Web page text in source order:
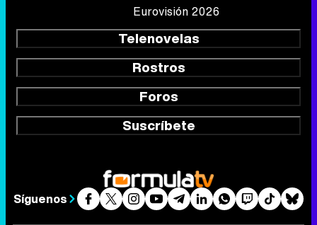
Eurovisión 2026
Telenovelas
Rostros
Foros
Suscríbete
Síguenos